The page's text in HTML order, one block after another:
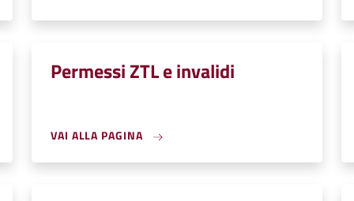
Permessi ZTL e invalidi
VAI ALLA PAGINA